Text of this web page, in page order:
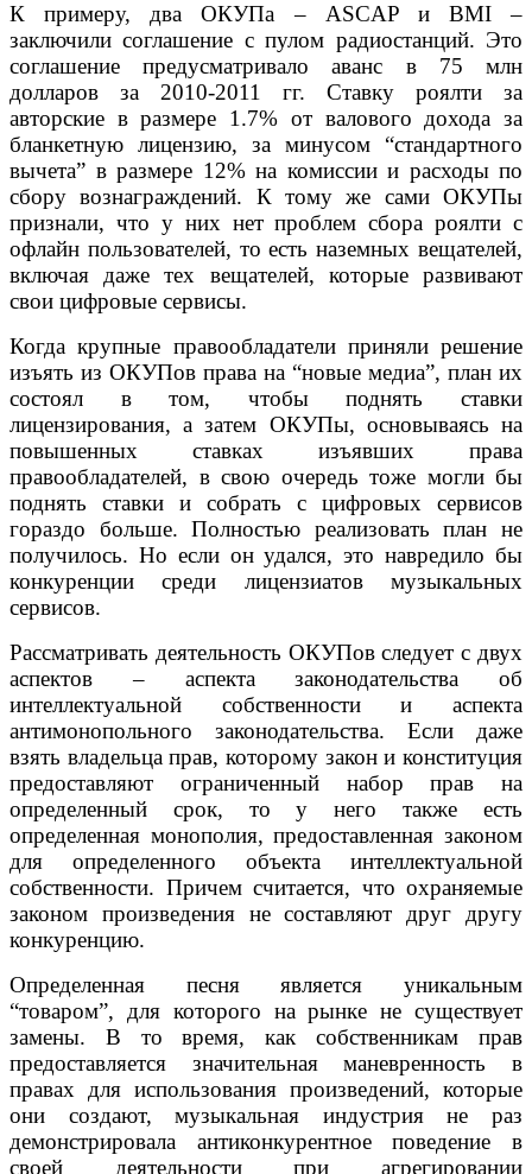
К примеру, два ОКУПа – ASCAP и BMI –
заключили соглашение с пулом радиостанций. Это
соглашение предусматривало аванс в 75 млн
долларов за 2010-2011 гг. Ставку роялти за
авторские в размере 1.7% от валового дохода за
бланкетную лицензию, за минусом “стандартного
вычета” в размере 12% на комиссии и расходы по
сбору вознаграждений. К тому же сами ОКУПы
признали, что у них нет проблем сбора роялти с
офлайн пользователей, то есть наземных вещателей,
включая даже тех вещателей, которые развивают
свои цифровые сервисы.
Когда крупные правообладатели приняли решение
изъять из ОКУПов права на “новые медиа”, план их
состоял в том, чтобы поднять ставки
лицензирования, а затем ОКУПы, основываясь на
повышенных ставках изъявших права
правообладателей, в свою очередь тоже могли бы
поднять ставки и собрать с цифровых сервисов
гораздо больше. Полностью реализовать план не
получилось. Но если он удался, это навредило бы
конкуренции среди лицензиатов музыкальных
сервисов.
Рассматривать деятельность ОКУПов следует с двух
аспектов – аспекта законодательства об
интеллектуальной собственности и аспекта
антимонопольного законодательства. Если даже
взять владельца прав, которому закон и конституция
предоставляют ограниченный набор прав на
определенный срок, то у него также есть
определенная монополия, предоставленная законом
для определенного объекта интеллектуальной
собственности. Причем считается, что охраняемые
законом произведения не составляют друг другу
конкуренцию.
Определенная песня является уникальным
“товаром”, для которого на рынке не существует
замены. В то время, как собственникам прав
предоставляется значительная маневренность в
правах для использования произведений, которые
они создают, музыкальная индустрия не раз
демонстрировала антиконкурентное поведение в
своей деятельности при агрегировании